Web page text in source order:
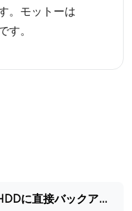
。モットーは
す。
【Windows版】iPhoneを外付けHDDに直接バックアップする方法